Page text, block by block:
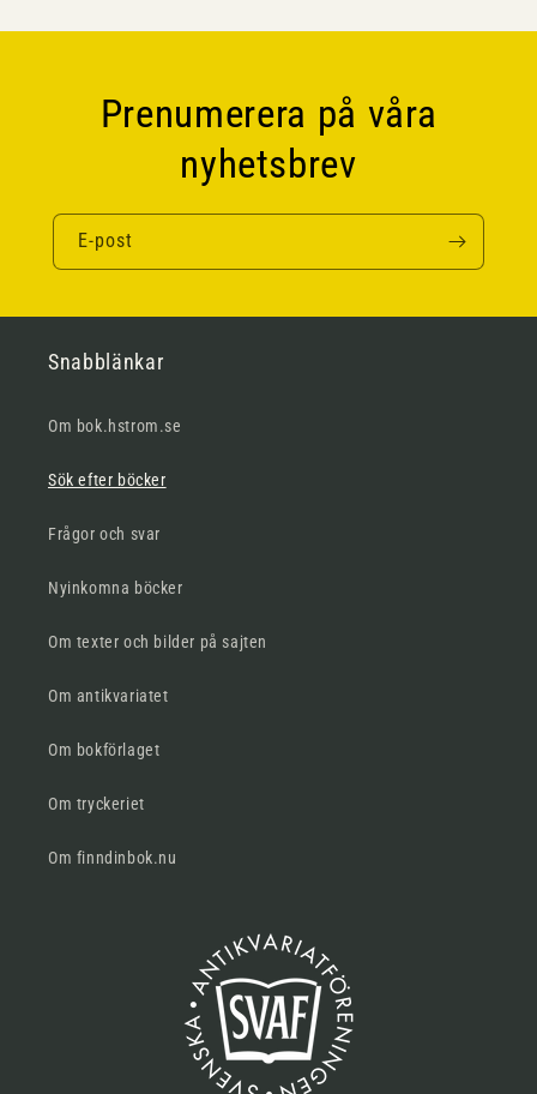
Prenumerera på våra
nyhetsbrev
E-post
Snabblänkar
Om bok.hstrom.se
Sök efter böcker
Frågor och svar
Nyinkomna böcker
Om texter och bilder på sajten
Om antikvariatet
Om bokförlaget
Om tryckeriet
Om finndinbok.nu